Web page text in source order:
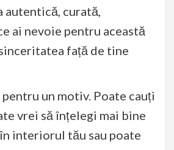
autentică, curată,
ai nevoie pentru această
față de tine
un motiv. Poate cauți
vrei să înțelegi mai bine
interiorul tău sau poate